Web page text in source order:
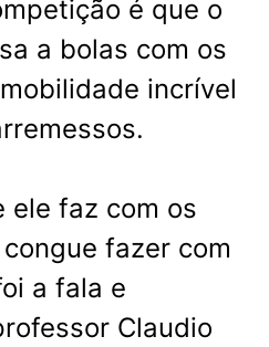
é que o
a bolas com os
incrível
ele faz com os
fazer com
a fala e
Claudio